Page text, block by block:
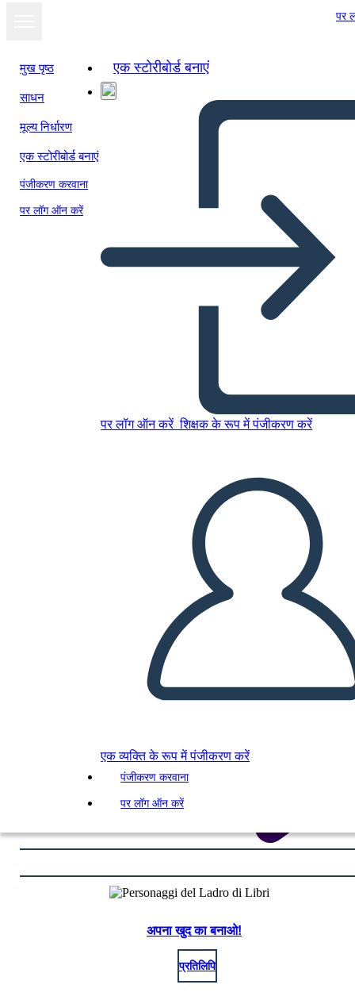
पर
मुख पृष्ठ
साधन
मूल्य निर्धारण
एक स्टोरीबोर्ड बनाएं
पंजीकरण करवाना
पर लॉग ऑन करें
एक स्टोरीबोर्ड बनाएं
पर लॉग ऑन करें शिक्षक के रूप में पंजीकरण करें
एक व्यक्ति के रूप में पंजीकरण करें
पंजीकरण करवाना
पर लॉग ऑन करें
स्लाइड शो चलाएं
मुझे पढ़कर सुनाओ
अपना खुद का बनाओ!
प्रतिलिपि